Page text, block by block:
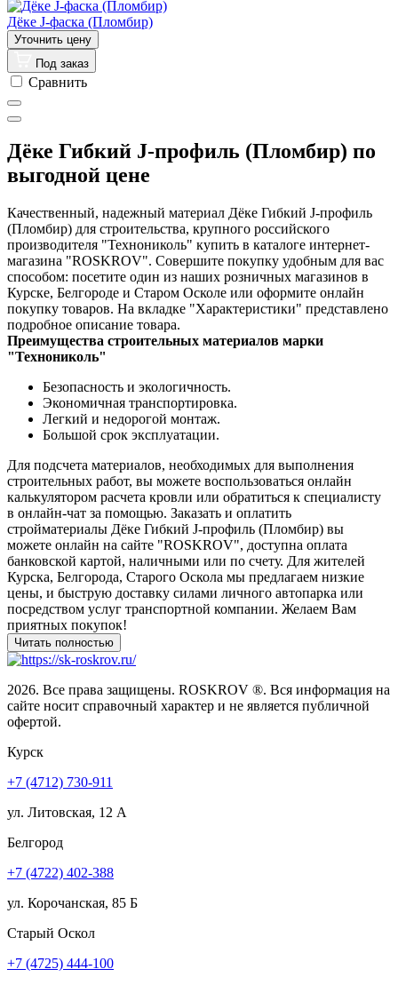
Дёке J-фаска (Пломбир)
Под заказ
Сравнить
Дёке Гибкий J-профиль (Пломбир) по
выгодной цене
Качественный, надежный материал Дёке Гибкий J-профиль
(Пломбир) для строительства, крупного российского
производителя "Технониколь" купить в каталоге интернет-
магазина "ROSKROV". Совершите покупку удобным для вас
способом: посетите один из наших розничных магазинов в
Курске, Белгороде и Старом Осколе или оформите онлайн
покупку товаров. На вкладке "Характеристики" представлено
подробное описание товара.
Преимущества строительных материалов марки
"Технониколь"
Безопасность и экологичность.
Экономичная транспортировка.
Легкий и недорогой монтаж.
Большой срок эксплуатации.
Для подсчета материалов, необходимых для выполнения
строительных работ, вы можете воспользоваться онлайн
калькулятором расчета кровли или обратиться к специалисту
в онлайн-чат за помощью. Заказать и оплатить
стройматериалы Дёке Гибкий J-профиль (Пломбир) вы
можете онлайн на сайте "ROSKROV", доступна оплата
банковской картой, наличными или по счету. Для жителей
Курска, Белгорода, Старого Оскола мы предлагаем низкие
цены, и быструю доставку силами личного автопарка или
посредством услуг транспортной компании. Желаем Вам
приятных покупок!
2026. Все права защищены. ROSKROV ®. Вся информация на
сайте носит справочный характер и не является публичной
офертой.
Курск
+7 (4712) 730-911
ул. Литовская, 12 А
Белгород
+7 (4722) 402-388
ул. Корочанская, 85 Б
Старый Оскол
+7 (4725) 444-100